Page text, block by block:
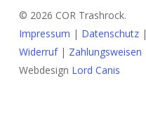
© 2026 COR Trashrock.
Impressum | Datenschutz|
Widerruf| Zahlungsweisen
Webdesign Lord Canis